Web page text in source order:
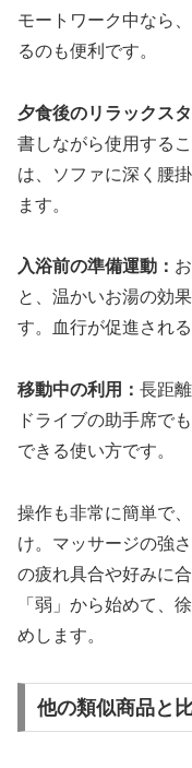
モートワーク中なら
るのも便利です。
夕食後のリラックスタ
書しながら使用する
は、ソファに深く腰
ます。
入浴前の準備運動：
と、温かいお湯の効
す。血行が促進され
移動中の利用： 長距
ドライブの助手席で
できる使い方です。
操作も非常に簡単で
け。マッサージの強
の疲れ具合や好みに
「弱」から始めて、
めします。
他の類似商品と